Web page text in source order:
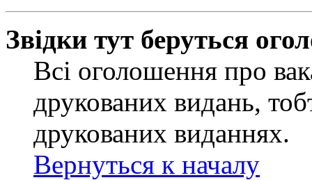
Звідки тут беруться
Всі оголошення про
друкованих видань,
друкованих виданнях.
Вернуться к началу